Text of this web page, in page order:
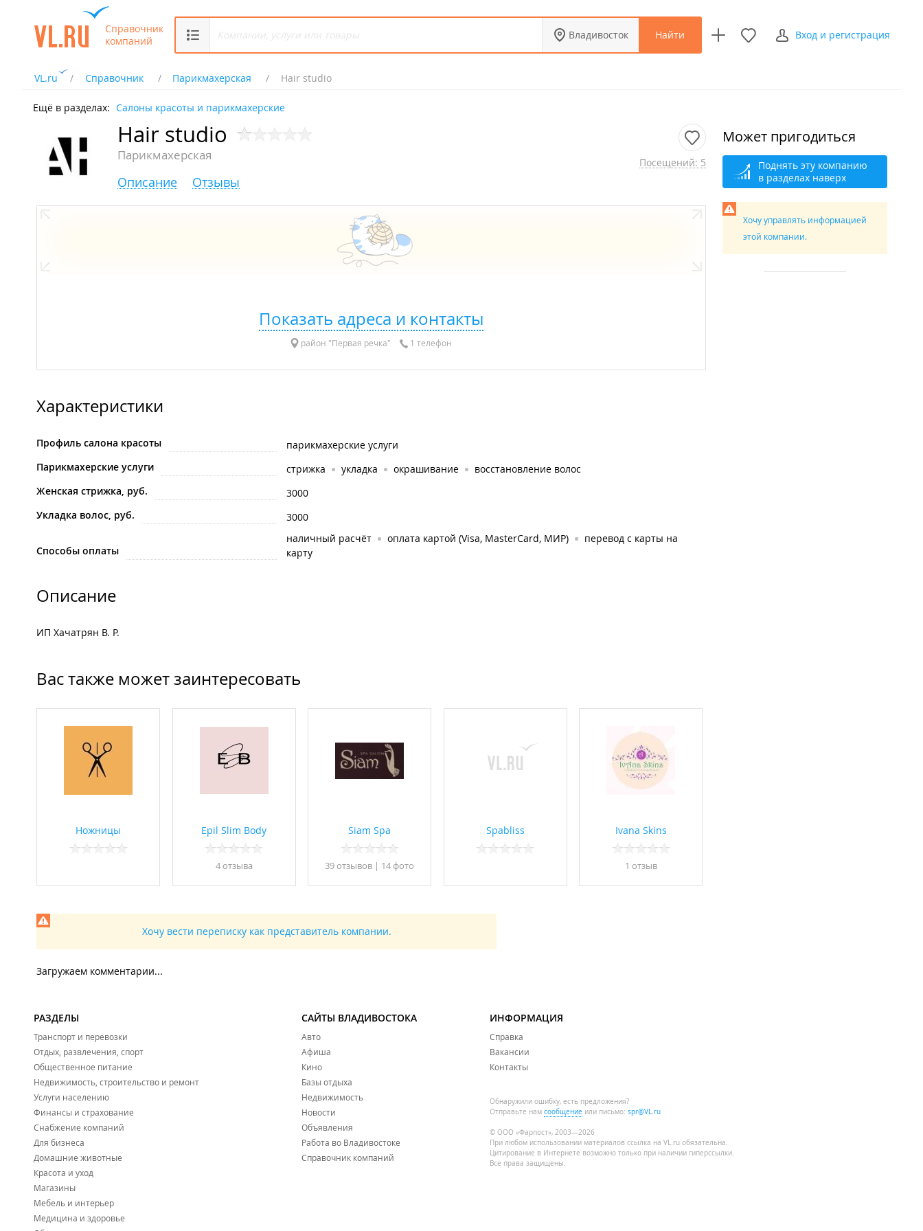
Справочник
компаний
Владивосток Найти Вход и регистрация
VL.ru Справочник Парикмахерская Hair studio
Ещё в разделах: Салоны красоты и парикмахерские
Hair studio
Парикмахерская Посещений: 5
Описание Отзывы
Показать адреса и контакты
район "Первая речка" 1 телефон
Характеристики
Профиль салона красоты
парикмахерские услуги
Парикмахерские услуги
стрижка укладка окрашивание
восстановление волос
Женская стрижка, руб.
3000
Укладка волос, руб.
3000
Способы оплаты
наличный расчёт оплата картой (Visa, MasterCard, МИР)
перевод с карты на
карту
Описание
ИП Хачатрян В. Р.
Вас также может заинтересовать
Ножницы Epil Slim Body
4 отзывa
Siam Spa
39 отзывов | 14 фото
Spabliss Ivana Skins
1 отзыв
Хочу вести переписку как представитель компании.
Загружаем комментарии...
Может пригодиться
Поднять эту компанию
в разделах наверх
Хочу управлять информацией
этой компании.
РАЗДЕЛЫ
Транспорт и перевозки
Отдых, развлечения, спорт
Общественное питание
Недвижимость, строительство и ремонт
Услуги населению
Финансы и страхование
Снабжение компаний
Для бизнеса
Домашние животные
Красота и уход
Магазины
Мебель и интерьер
Медицина и здоровье
САЙТЫ ВЛАДИВОСТОКА
Авто
Афиша
Кино
Базы отдыха
Недвижимость
Новости
Объявления
Работа во Владивостоке
Справочник компаний
ИНФОРМАЦИЯ
Справка
Вакансии
Контакты
Обнаружили ошибку, есть предложения?
Отправьте нам сообщение или письмо: spr@VL.ru
© ООО «Фарпост», 2003—2026
При любом использовании материалов ссылка на VL.ru обязательна.
Цитирование в Интернете возможно только при наличии гиперссылки.
Все права защищены.